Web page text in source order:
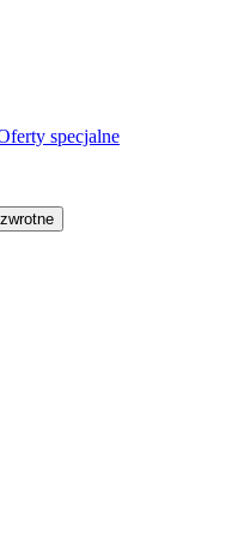
specjalne